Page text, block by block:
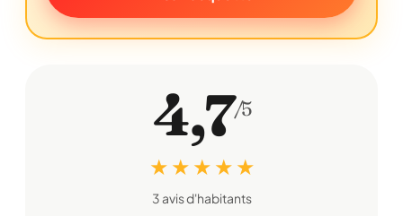
4,7/5
★ ★ ★ ★ ★
3 avis d'habitants